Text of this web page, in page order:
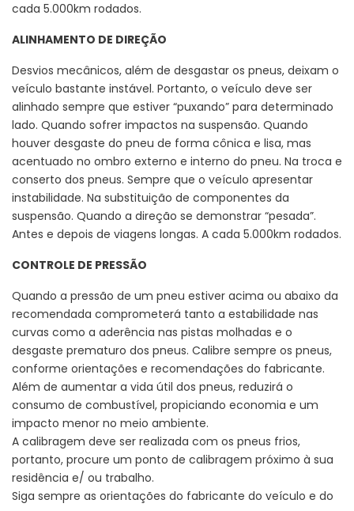
cada 5.000km rodados.
ALINHAMENTO DE DIREÇÃO
Desvios mecânicos, além de desgastar os pneus, deixam o
veículo bastante instável. Portanto, o veículo deve ser
alinhado sempre que estiver “puxando” para determinado
lado. Quando sofrer impactos na suspensão. Quando
houver desgaste do pneu de forma cônica e lisa, mas
acentuado no ombro externo e interno do pneu. Na troca e
conserto dos pneus. Sempre que o veículo apresentar
instabilidade. Na substituição de componentes da
suspensão. Quando a direção se demonstrar “pesada”.
Antes e depois de viagens longas. A cada 5.000km rodados.
CONTROLE DE PRESSÃO
Quando a pressão de um pneu estiver acima ou abaixo da
recomendada comprometerá tanto a estabilidade nas
curvas como a aderência nas pistas molhadas e o
desgaste prematuro dos pneus. Calibre sempre os pneus,
conforme orientações e recomendações do fabricante.
Além de aumentar a vida útil dos pneus, reduzirá o
consumo de combustível, propiciando economia e um
impacto menor no meio ambiente.
A calibragem deve ser realizada com os pneus frios,
portanto, procure um ponto de calibragem próximo à sua
residência e/ ou trabalho.
Siga sempre as orientações do fabricante do veículo e do